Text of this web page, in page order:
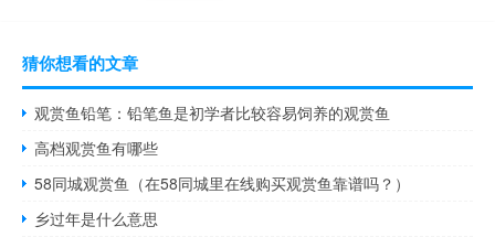
猜你想看的文章
观赏鱼铅笔：铅笔鱼是初学者比较容易饲养的观赏鱼
高档观赏鱼有哪些
58同城观赏鱼（在58同城里在线购买观赏鱼靠谱吗？）
乡过年是什么意思